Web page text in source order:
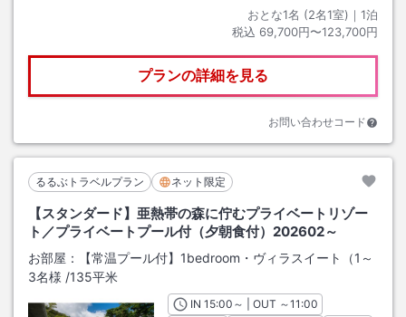
おとな1名 (2名1室)｜ 1泊
税込 69,700円〜123,700円
プランの詳細を見る
お問い合わせコード
るるぶトラベルプラン ネット限定
【スタンダード】亜熱帯の森に佇むプライベートリゾー
ト／プライベートプール付（夕朝食付）202602～
お部屋：
【常温プール付】1bedroom・ヴィラスイート（1～
3名様 /135平米
INチェックイン
15:00 ～ | OUT チェックアウト
～11:00